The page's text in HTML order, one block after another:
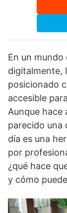
En un
digitalmente,
posicionado
accesible
Aunque hace
parecido una
día es una
por
¿qué hace
y cómo